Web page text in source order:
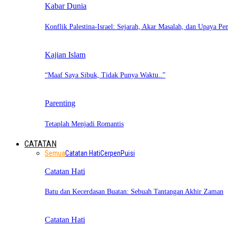
Kabar Dunia
Konflik Palestina-Israel: Sejarah, Akar Masalah, dan Upaya
Kajian Islam
“Maaf Saya Sibuk, Tidak Punya Waktu..”
Parenting
Tetaplah Menjadi Romantis
CATATAN
SemuaCatatan HatiCerpenPuisi
Catatan Hati
Batu dan Kecerdasan Buatan: Sebuah Tantangan Akhir Zaman
Catatan Hati